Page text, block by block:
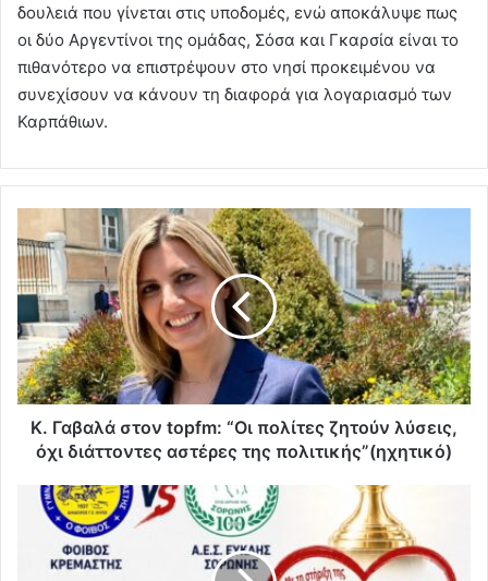
δουλειά που γίνεται στις υποδομές, ενώ αποκάλυψε πως
οι δύο Αργεντίνοι της ομάδας, Σόσα και Γκαρσία είναι το
πιθανότερο να επιστρέψουν στο νησί προκειμένου να
συνεχίσουν να κάνουν τη διαφορά για λογαριασμό των
Καρπάθιων.
Γαβαλά
στον
topfm:
πολίτες
ζητούν
λύσεις,
όχι
διάττοντες
αστέρες
πολιτικής”(ηχητικό)
Κ. Γαβαλά στον topfm: “Οι πολίτες ζητούν λύσεις,
όχι διάττοντες αστέρες της πολιτικής”(ηχητικό)
Νικολής
topfm: